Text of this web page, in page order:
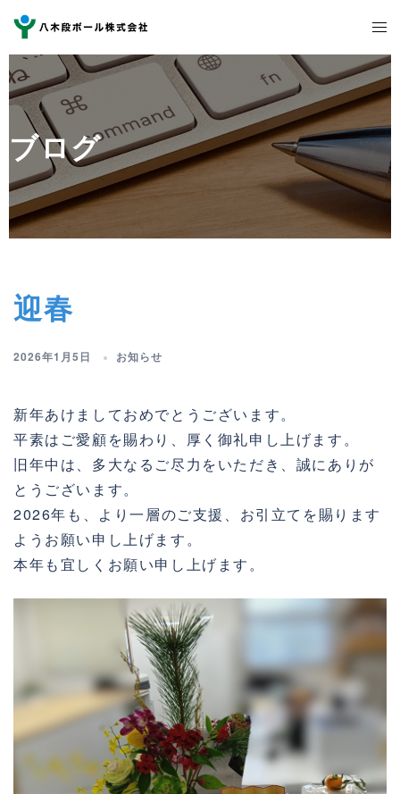
テ
ン
ツ
へ
キ
ッ
プ
ト
グ
ル
メ
ニ
ュ
ー
ブログ
迎春
2026年1月5日 お知らせ
新年あけましておめでとうございます。
平素はご愛顧を賜わり、厚く御礼申し上げます。
旧年中は、多大なるご尽力をいただき、誠にありが
とうございます。
2026年も、より一層のご支援、お引立てを賜ります
ようお願い申し上げます。
本年も宜しくお願い申し上げます。